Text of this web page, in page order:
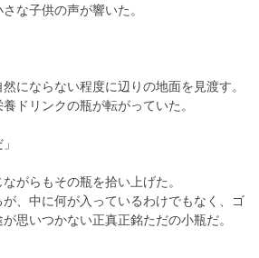
な子供の声が響いた。
にならない程度に辺りの地面を見渡す。
ドリンクの瓶が転がっていた。
がらもその瓶を拾い上げた。
、中に何が入っているわけでもなく、ゴ
思いつかない正真正銘ただの小瓶だ。